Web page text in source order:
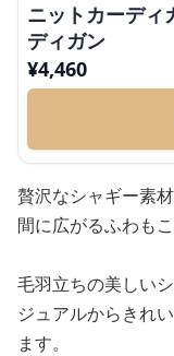
ニットカーディ
ディガン
¥4,460
贅沢なシャギー素
間に広がるふわも
毛羽立ちの美しい
ジュアルからきれ
ます。